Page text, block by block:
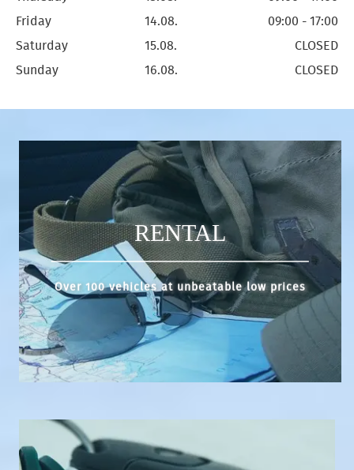
Friday
14.08.
09:00 - 17:00
Saturday
15.08.
CLOSED
Sunday
16.08. CLOSED
RENTAL
Over 100 vehicles at unbeatable low prices